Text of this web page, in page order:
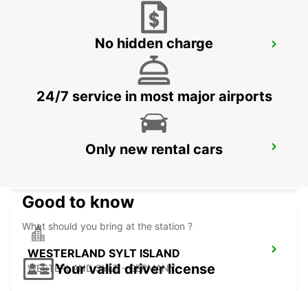
WESTERLAND AIRPORT SYLT
WESTERLAND SYLT ISLAND
WESTERLAND SYLT - GERMANY
No hidden charge
24/7 service in most major airports
Only new rental cars
Good to know
What should you bring at the station ?
Your valid driver license